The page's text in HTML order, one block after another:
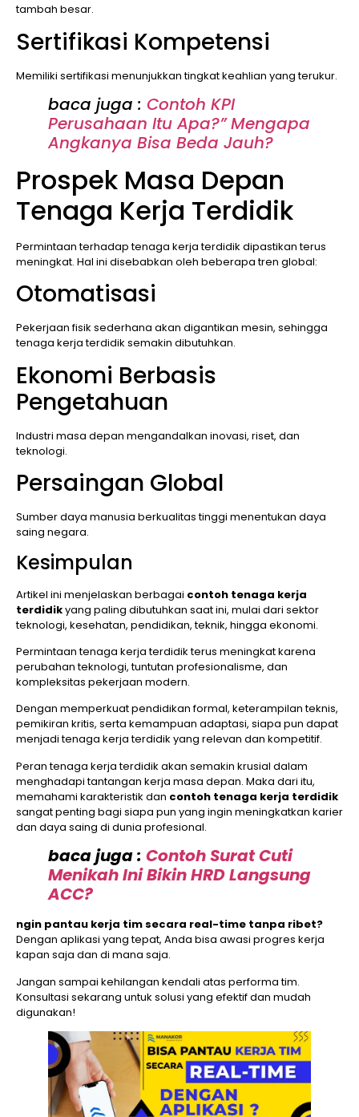
tambah besar.
Sertifikasi Kompetensi
Memiliki sertifikasi menunjukkan tingkat keahlian yang terukur.
baca juga : Contoh KPI
Perusahaan Itu Apa?” Mengapa
Angkanya Bisa Beda Jauh?
Prospek Masa Depan
Tenaga Kerja Terdidik
Permintaan terhadap tenaga kerja terdidik dipastikan terus
meningkat. Hal ini disebabkan oleh beberapa tren global:
Otomatisasi
Pekerjaan fisik sederhana akan digantikan mesin, sehingga
tenaga kerja terdidik semakin dibutuhkan.
Ekonomi Berbasis
Pengetahuan
Industri masa depan mengandalkan inovasi, riset, dan
teknologi.
Persaingan Global
Sumber daya manusia berkualitas tinggi menentukan daya
saing negara.
Kesimpulan
Artikel ini menjelaskan berbagai contoh tenaga kerja
terdidikyang paling dibutuhkan saat ini, mulai dari sektor
teknologi, kesehatan, pendidikan, teknik, hingga ekonomi.
Permintaan tenaga kerja terdidik terus meningkat karena
perubahan teknologi, tuntutan profesionalisme, dan
kompleksitas pekerjaan modern.
Dengan memperkuat pendidikan formal, keterampilan teknis,
pemikiran kritis, serta kemampuan adaptasi, siapa pun dapat
menjadi tenaga kerja terdidik yang relevan dan kompetitif.
Peran tenaga kerja terdidik akan semakin krusial dalam
menghadapi tantangan kerja masa depan. Maka dari itu,
memahami karakteristik dan contoh tenaga kerja terdidik
sangat penting bagi siapa pun yang ingin meningkatkan karier
dan daya saing di dunia profesional.
baca juga : Contoh Surat Cuti
Menikah Ini Bikin HRD Langsung
ACC?
ngin pantau kerja tim secara real-time tanpa ribet?
Dengan aplikasi yang tepat, Anda bisa awasi progres kerja
kapan saja dan di mana saja.
Jangan sampai kehilangan kendali atas performa tim.
Konsultasi sekarang untuk solusi yang efektif dan mudah
digunakan!